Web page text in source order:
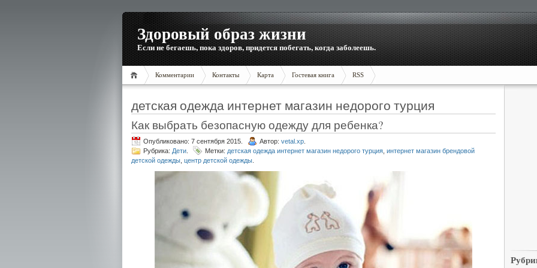
Здоровый образ жизни
Если не бегаешь, пока здоров, придется побегать, когда заболеешь.
Комментарии Контакты Карта Гостевая книга RSS
детская одежда интернет магазин недорого турция
Как выбрать безопасную одежду для ребенка?
Опубликовано: 7 сентября 2015. Автор: vetal.xp
Рубрика: Дети Метки: детская одежда интернет магазин недорого турция интернет магазин брендовой
детской одежды центр детской одежды